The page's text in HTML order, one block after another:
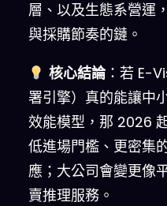
層、以及生態系營運
與採購節奏的鏈。
核心結論：若 E-
署引擎）真的能讓中
效能模型，那 2026
低進場門檻、更密集
應；大公司會變更像
賣推理服務。